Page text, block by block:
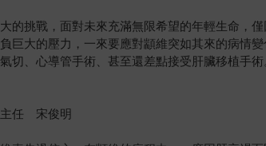
的挑戰，面對未來充滿無限希望的年輕生命，
巨大的壓力，一來要應對顓維突如其來的病情
切、心導管手術、甚至還差點接受肝臟移植手
主任 宋俊明